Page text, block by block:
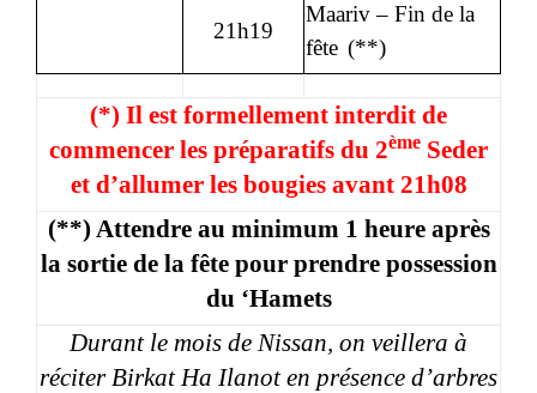
21h19
Maariv – Fin de la
fête (**)
(*) Il est formellement interdit de
commencer les préparatifs du 2ème Seder
et d’allumer les bougies avant 21h08
(**) Attendre au minimum 1 heure après
la sortie de la fête pour prendre possession
du ‘Hamets
Durant le mois de Nissan, on veillera à
réciter Birkat Ha Ilanot en présence d’arbres